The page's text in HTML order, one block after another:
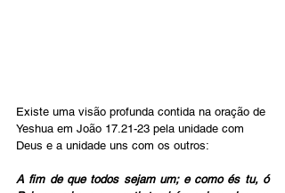
Existe uma visão profunda contida na oração de
Yeshua em João 17.21-23 pela unidade com
Deus e a unidade uns com os outros:
A fim de que todos sejam um; e como és tu, ó